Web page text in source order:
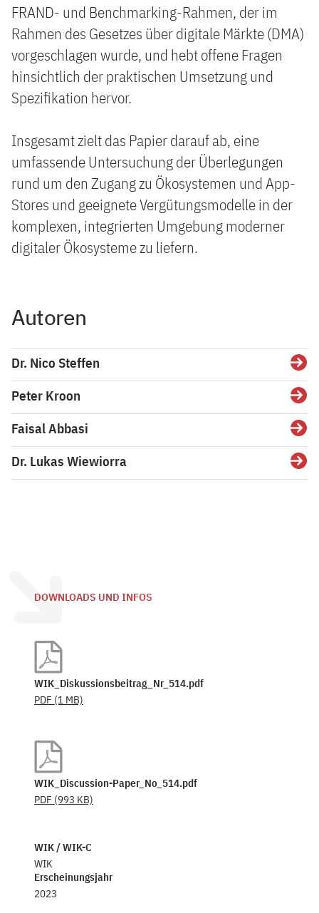
FRAND- und Benchmarking-Rahmen, der im
Rahmen des Gesetzes über digitale Märkte (DMA)
vorgeschlagen wurde, und hebt offene Fragen
hinsichtlich der praktischen Umsetzung und
Spezifikation hervor.
Insgesamt zielt das Papier darauf ab, eine
umfassende Untersuchung der Überlegungen
rund um den Zugang zu Ökosystemen und App-
Stores und geeignete Vergütungsmodelle in der
komplexen, integrierten Umgebung moderner
digitaler Ökosysteme zu liefern.
Autoren
Dr. Nico Steffen
Peter Kroon
Faisal Abbasi
Dr. Lukas Wiewiorra
DOWNLOADS UND INFOS
WIK_Diskussionsbeitrag_Nr_514.pdf
PDF (1 MB)
WIK_Discussion-Paper_No_514.pdf
PDF (993 KB)
WIK / WIK-C
WIK
Erscheinungsjahr
2023